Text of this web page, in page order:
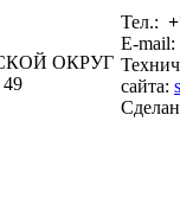
ОКРУГ
Тел.:
E-mail:
сайта: